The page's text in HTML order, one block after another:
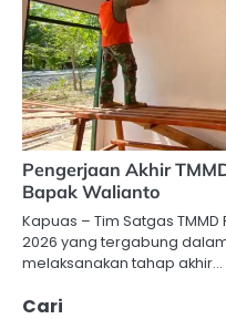
Pengerjaan Akhir
Bapak Walianto
Kapuas – Tim Satgas
2026 yang tergabung
melaksanakan tahap akhir…
Cari